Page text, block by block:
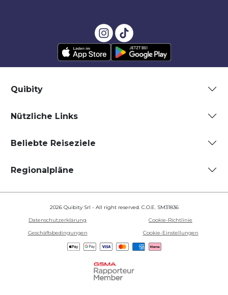
Quibity
Nützliche Links
Beliebte Reiseziele
Regionalpläne
2026 Quibity Srl - All right reserved. C.O.E. SM31836
Datenschutzerklärung
Cookie-Richtlinie
Geschäftsbedingungen
Cookie-Einstellungen